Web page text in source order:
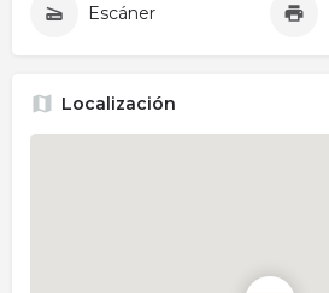
Escáner
Localización